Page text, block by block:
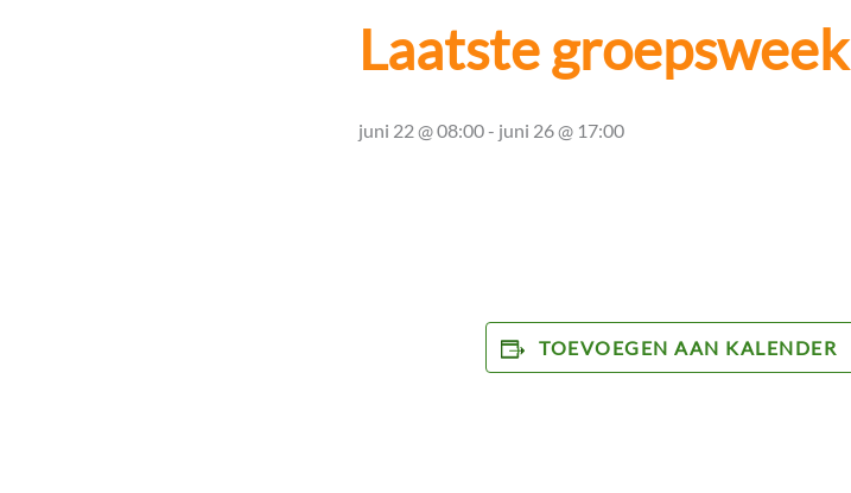
Laatste groepsweek
juni 22 @ 08:00- juni 26 @ 17:00
TOEVOEGEN AAN KALENDER